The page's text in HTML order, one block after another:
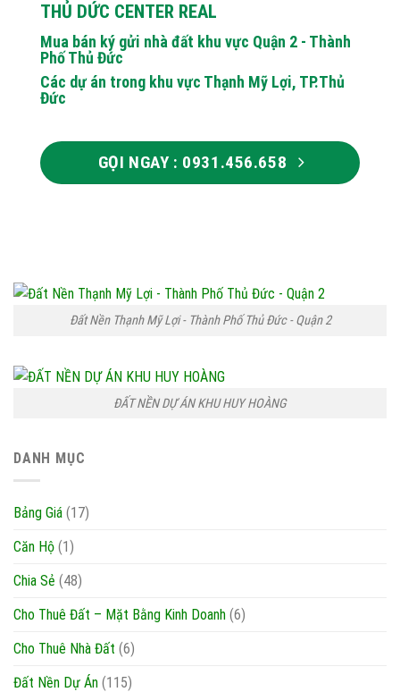
THỦ DỨC CENTER REAL
Mua bán ký gửi nhà đất khu vực Quận 2 - Thành
Phố Thủ Đức
Các dự án trong khu vực Thạnh Mỹ Lợi, TP.Thủ
Đức
GỌI NGAY : 0931.456.658
Đất Nền Thạnh Mỹ Lợi - Thành Phố Thủ Đức - Quận 2
ĐẤT NỀN DỰ ÁN KHU HUY HOÀNG
DANH MỤC
Bảng Giá (17)
Căn Hộ (1)
Chia Sẻ (48)
Cho Thuê Đất – Mặt Bằng Kinh Doanh (6)
Cho Thuê Nhà Đất (6)
Đất Nền Dự Án (115)